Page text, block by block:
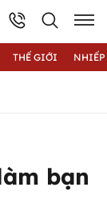
THẾ GIỚI
bạn